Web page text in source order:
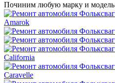
Починим любую марку и модель
Amarok
California
Caravelle